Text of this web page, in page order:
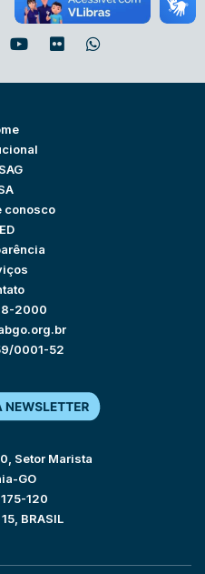
conosco
2000
0001-52
Setor Marista
GO
120
BRASIL